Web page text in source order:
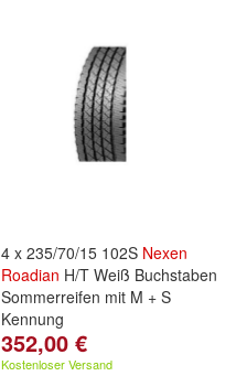
4 x 235/70/15 102S Nexen
Roadian H/T Weiß Buchstaben
Sommerreifen mit M + S
Kennung
352,00 €
Kostenloser Versand